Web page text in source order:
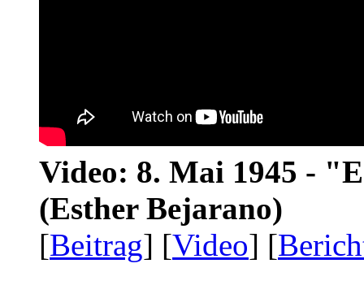
Video: 8. Mai 1945 -
(Esther Bejarano)
[Beitrag] [Video] [